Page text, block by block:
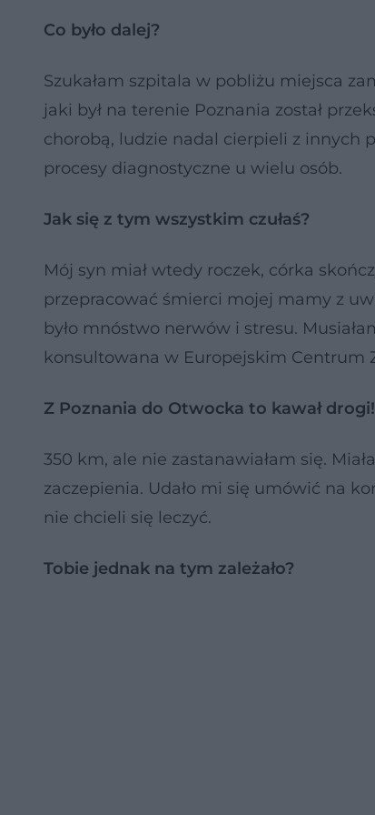
Co było dalej?
Szukałam szpitala w pobliżu miejsca
jaki był na terenie Poznania został
chorobą, ludzie nadal cierpieli z innych
procesy diagnostyczne u wielu osób.
Jak się z tym wszystkim czułaś?
Mój syn miał wtedy roczek, córka
przepracować śmierci mojej mamy z
było mnóstwo nerwów i stresu.
konsultowana w Europejskim Centrum
Z Poznania do Otwocka to kawał drogi!
350 km, ale nie zastanawiałam się.
zaczepienia. Udało mi się umówić na
nie chcieli się leczyć.
Tobie jednak na tym zależało?